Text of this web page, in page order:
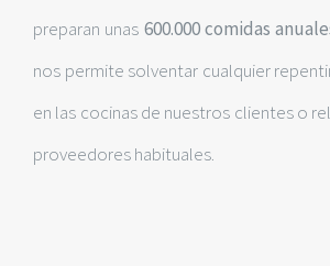
preparan unas 600.000 comidas
nos permite solventar cualquier
en las cocinas de nuestros clientes o
proveedores habituales.